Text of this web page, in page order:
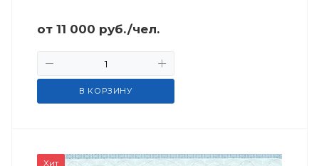
от 11 000 руб./чел.
В КОРЗИНУ
Хит